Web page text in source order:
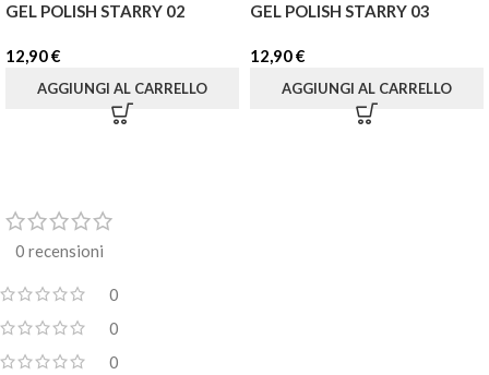
GEL POLISH STARRY 02
12,90€
AGGIUNGI AL CARRELLO
GEL POLISH STARRY 03
12,90€
AGGIUNGI AL CARRELLO
0 recensioni
0
0
0